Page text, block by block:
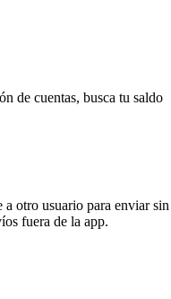
de cuentas, busca tu saldo
otro usuario para enviar sin
fuera de la app.